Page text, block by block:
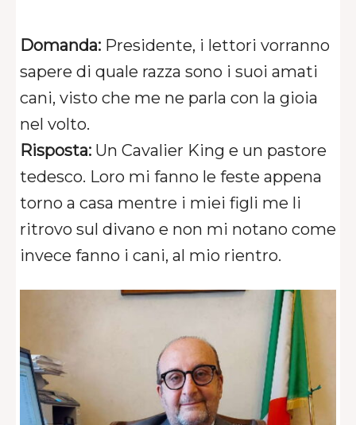
Domanda: Presidente, i lettori vorranno
sapere di quale razza sono i suoi amati
cani, visto che me ne parla con la gioia
nel volto.
Risposta: Un Cavalier King e un pastore
tedesco. Loro mi fanno le feste appena
torno a casa mentre i miei figli me li
ritrovo sul divano e non mi notano come
invece fanno i cani, al mio rientro.